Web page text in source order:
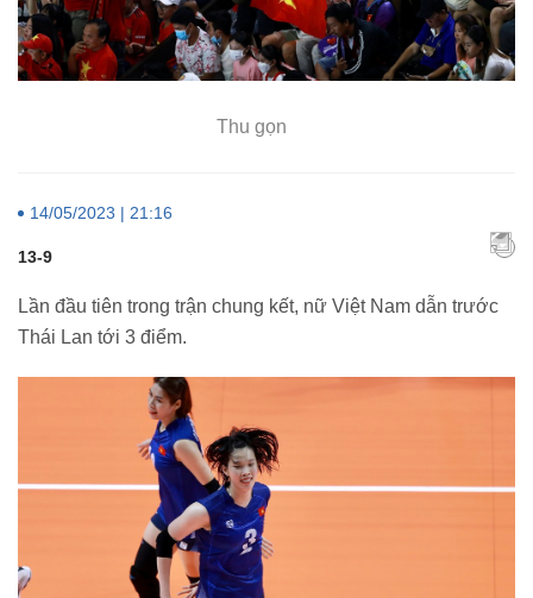
Thu gọn
14/05/2023 | 21:16
13-9
Lần đầu tiên trong trận chung kết, nữ Việt Nam dẫn trước
Thái Lan tới 3 điểm.